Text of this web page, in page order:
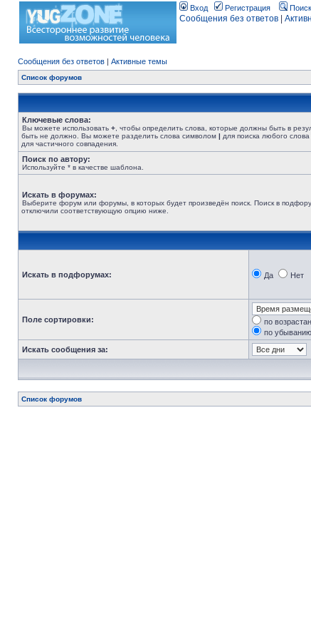
Вход Регистрация Поиск
Сообщения без ответов
Сообщения без ответов | Активные темы
Список форумов
Ключевые слова:
Вы можете использовать + , чтобы определить слова, которые должны быть в
быть не должно. Вы можете разделить слова символом | для поиска любого слова
для частичного совпадения.
Поиск по автору:
Используйте * в качестве шаблона.
Искать в форумах:
Выберите форум или форумы, в которых будет произведён поиск. Поиск в
отключили соответствующую опцию ниже.
Искать в подфорумах: Да Нет
Поле сортировки:
по
по убыванию
Искать сообщения за:
Список форумов